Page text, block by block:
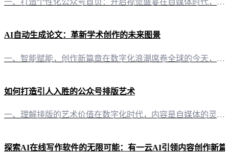
一、打造个性化公众号首页：开启视觉盛宴在自媒体时代，一个独具特色的公众号首页，无疑是吸引读者目光的关键。今天，让我们一同探索如何利用“有一云AI”为公众号打造一个既美观又实用的首页。 二、装修工具：多样化的模板与皮肤“有一云AI”在内容排版方面，提供数千款装修皮肤，涵盖标题、内容、图文、分隔、引导等五大类，为自媒体创作者提供了丰富的选择。无论是简约大气，还是创意无限，都能在这里找到心仪的模板。
AI自动生成论文：革新学术创作的未来图景
一、智能赋能，创作新篇章在数字化浪潮席卷全球的今天，信息爆炸使得学术创作者面临前所未有的挑战。如何高效、高质量地完成学术论文的撰写，成为了许多研究者的痛点。而今，“有一云AI”的出现，为学术创作开辟了一条全新的路径。 二、创新工具，重构论文写作“有一云AI”以其独特的AI智能写作技术，为学术创作者提供了一站式的论文撰写解决方案。这款软件不仅能够自动生成论文，还能够对内容进行智能排版，让学术论文的
如何打造引人入胜的公众号排版艺术
一、理解排版的艺术价值在数字化时代，内容是自媒体的灵魂，而排版则是内容的外衣。良好的排版不仅能提升文章的视觉效果，更能增强内容的吸引力，让读者在第一眼就产生阅读的欲望。 二、排版的基本原则 2.1 风格统一如同一个人的着装风格，公众号的排版也需要有统一的视觉风格。这不仅能提升品牌的辨识度，也能让读者在阅读时产生舒适感。 2.2 简约美观简约不等于简单，它是一种高级的美感。排版中的简约，指的是避免
探索AI在线写作软件的无限可能：有一云AI引领内容创作新篇